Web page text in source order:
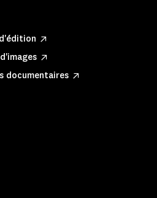
documentaires